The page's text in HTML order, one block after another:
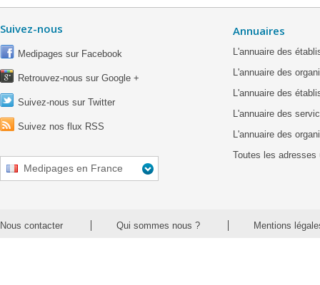
Suivez-nous
Medipages sur Facebook
Retrouvez-nous sur Google +
Suivez-nous sur Twitter
Suivez nos flux RSS
Medipages en France
Annuaires
L'annuaire des
L'annuaire des
L'annuaire des
L'annuaire des
L'annuaire des
Toutes les adresses
Nous contacter Qui sommes nous ? Mentions